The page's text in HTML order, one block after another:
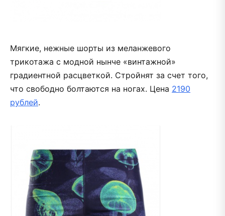
Мягкие, нежные шорты из меланжевого
трикотажа с модной нынче «винтажной»
градиентной расцветкой. Стройнят за счет того,
что свободно болтаются на ногах. Цена 2190
рублей.